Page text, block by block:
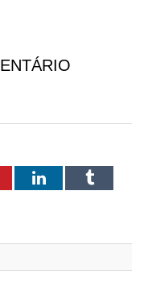
LinkedInTumblr